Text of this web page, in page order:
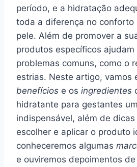
período, e a hidratação
toda a diferença no conforto
pele. Além de promover a
produtos específicos ajudam
problemas comuns, como o
estrias. Neste artigo, vamos
benefícios e os ingredientes
hidratante para gestantes
indispensável, além de
escolher e aplicar o produto
conheceremos algumas
e ouviremos depoimentos